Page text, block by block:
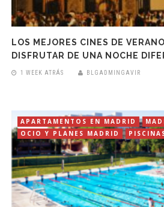
LOS MEJORES CINES DE
DISFRUTAR DE UNA NOCHE
1 WEEK ATRÁS BLGADMINGAVIR
APARTAMENTOS EN MADRID
OCIO Y PLANES MADRID